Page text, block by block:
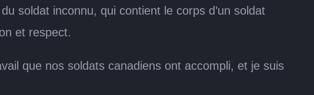
soldat inconnu, qui contient le corps d’un soldat
et respect.
que nos soldats canadiens ont accompli, et je suis